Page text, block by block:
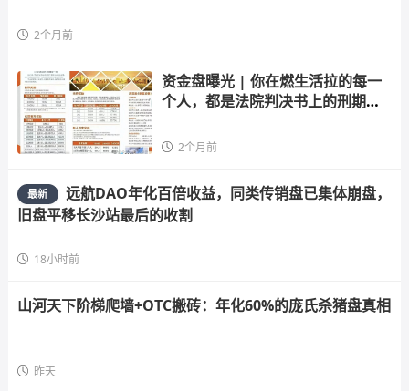
2个月前
资金盘曝光 | 你在燃生活拉的每一
个人，都是法院判决书上的刑期
2个月前
最新
远航DAO年化百倍收益，同类传销盘已集体崩盘，
旧盘平移长沙站最后的收割
18小时前
山河天下阶梯爬墙+OTC搬砖：年化60%的庞氏杀猪盘真相
昨天